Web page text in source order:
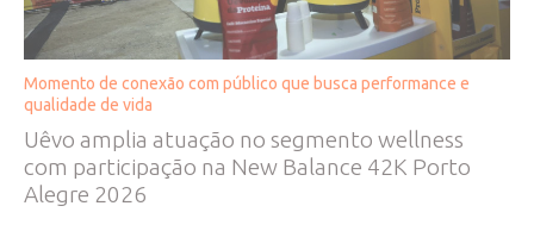
Momento de conexão com público que busca performance e
qualidade de vida
Uêvo amplia atuação no segmento wellness
com participação na New Balance 42K Porto
Alegre 2026